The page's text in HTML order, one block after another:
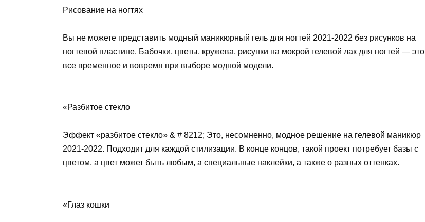
Рисование на ногтях
Вы не можете представить модный маникюрный гель для ногтей 2021-2022 без рисунков на
ногтевой пластине. Бабочки, цветы, кружева, рисунки на мокрой гелевой лак для ногтей — это
все временное и вовремя при выборе модной модели.
«Разбитое стекло
Эффект «разбитое стекло» & # 8212; Это, несомненно, модное решение на гелевой маникюр
2021-2022. Подходит для каждой стилизации. В конце концов, такой проект потребует базы с
цветом, а цвет может быть любым, а специальные наклейки, а также о разных оттенках.
«Глаз кошки